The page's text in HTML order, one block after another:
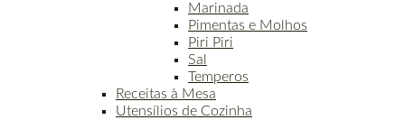
Marinada
Pimentas e Molhos
Piri Piri
Sal
Temperos
Receitas à Mesa
Utensílios de Cozinha